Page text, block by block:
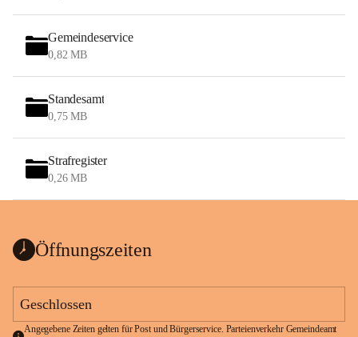
Gemeindeservice
0,82 MB
Standesamt
0,75 MB
Strafregister
0,26 MB
Öffnungszeiten
Geschlossen
Angegebene Zeiten gelten für Post und Bürgerservice. Parteienverkehr Gemeindeamt